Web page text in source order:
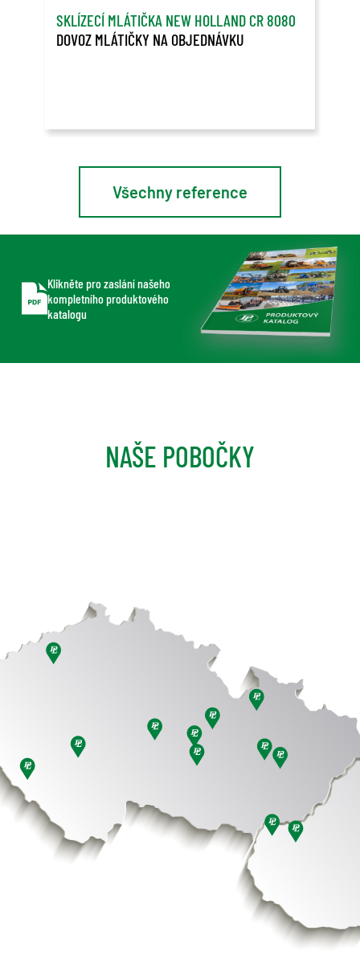
SKLÍZECÍ MLÁTIČKA NEW HOLLAND CR 8080
DOVOZ MLÁTIČKY NA OBJEDNÁVKU
Všechny reference
Klikněte pro zaslání našeho
kompletního produktového
katalogu
NAŠE POBOČKY